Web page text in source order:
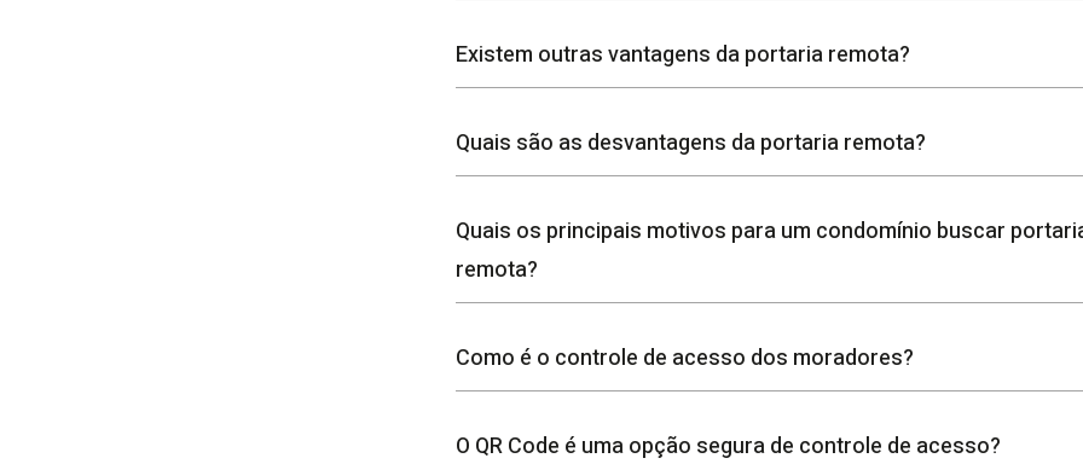
Existem outras vantagens da portaria remota?
Quais são as desvantagens da portaria remota?
Quais os principais motivos para um condomínio buscar
remota?
Como é o controle de acesso dos moradores?
O QR Code é uma opção segura de controle de acesso?